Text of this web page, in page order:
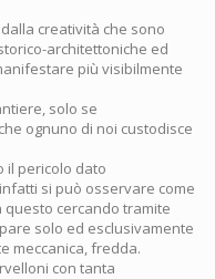
creatività che sono
architettoniche ed
più visibilmente
solo se
ognuno di noi custodisce
il pericolo dato
si può osservare come
questo cercando tramite
solo ed esclusivamente
meccanica, fredda.
con tanta